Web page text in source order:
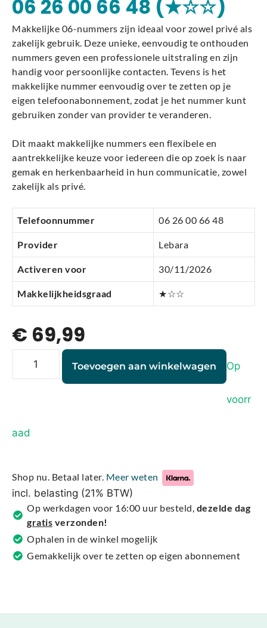
06 26 00 66 48 (★☆☆)
Makkelijke 06-nummers zijn ideaal voor zowel privé als
zakelijk gebruik. Deze unieke, eenvoudig te onthouden
nummers geven een professionele uitstraling en zijn
handig voor persoonlijke contacten. Tevens is het
makkelijke nummer eenvoudig over te zetten op je
eigen telefoonabonnement, zodat je het nummer kunt
gebruiken zonder van provider te veranderen.
Dit maakt makkelijke nummers een flexibele en
aantrekkelijke keuze voor iedereen die op zoek is naar
gemak en herkenbaarheid in hun communicatie, zowel
zakelijk als privé.
Telefoonnummer 06 26 00 66 48
Provider Lebara
Activeren voor 30/11/2026
Makkelijkheidsgraad ★☆☆
€ 69,99
Toevoegen aan winkelwagen Op
voorr
aad
r
n
a
t
i
v
Shop nu. Betaal later. Meer weten
incl. belasting (21% BTW)
Op werkdagen voor 16:00 uur besteld, dezelde dag
gratis verzonden!
Ophalen in de winkel mogelijk
Gemakkelijk over te zetten op eigen abonnement